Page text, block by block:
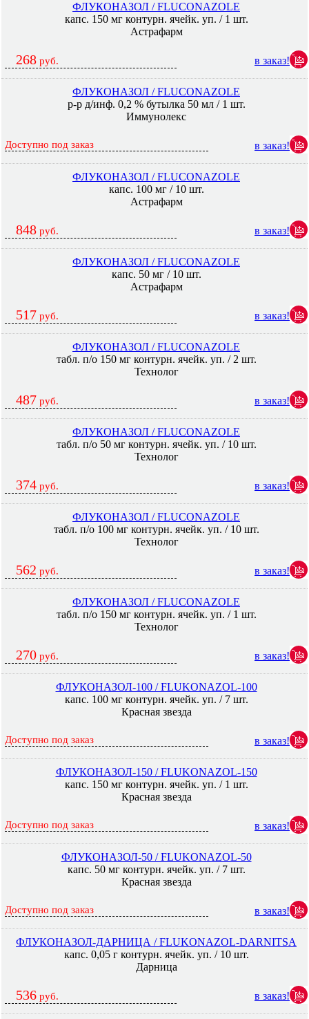
ФЛУКОНАЗОЛ / FLUCONAZOLE
капс. 150 мг контурн. ячейк. уп. / 1 шт.
Астрафарм
268 руб. в заказ!
ФЛУКОНАЗОЛ / FLUCONAZOLE
р-р д/инф. 0,2 % бутылка 50 мл / 1 шт.
Иммунолекс
Доступно под заказ в заказ!
ФЛУКОНАЗОЛ / FLUCONAZOLE
капс. 100 мг / 10 шт.
Астрафарм
848 руб. в заказ!
ФЛУКОНАЗОЛ / FLUCONAZOLE
капс. 50 мг / 10 шт.
Астрафарм
517 руб. в заказ!
ФЛУКОНАЗОЛ / FLUCONAZOLE
табл. п/о 150 мг контурн. ячейк. уп. / 2 шт.
Технолог
487 руб. в заказ!
ФЛУКОНАЗОЛ / FLUCONAZOLE
табл. п/о 50 мг контурн. ячейк. уп. / 10 шт.
Технолог
374 руб. в заказ!
ФЛУКОНАЗОЛ / FLUCONAZOLE
табл. п/о 100 мг контурн. ячейк. уп. / 10 шт.
Технолог
562 руб. в заказ!
ФЛУКОНАЗОЛ / FLUCONAZOLE
табл. п/о 150 мг контурн. ячейк. уп. / 1 шт.
Технолог
270 руб. в заказ!
ФЛУКОНАЗОЛ-100 / FLUKONAZOL-100
капс. 100 мг контурн. ячейк. уп. / 7 шт.
Красная звезда
Доступно под заказ в заказ!
ФЛУКОНАЗОЛ-150 / FLUKONAZOL-150
капс. 150 мг контурн. ячейк. уп. / 1 шт.
Красная звезда
Доступно под заказ в заказ!
ФЛУКОНАЗОЛ-50 / FLUKONAZOL-50
капс. 50 мг контурн. ячейк. уп. / 7 шт.
Красная звезда
Доступно под заказ в заказ!
ФЛУКОНАЗОЛ-ДАРНИЦА / FLUKONAZOL-DARNITSA
капс. 0,05 г контурн. ячейк. уп. / 10 шт.
Дарница
536 руб. в заказ!